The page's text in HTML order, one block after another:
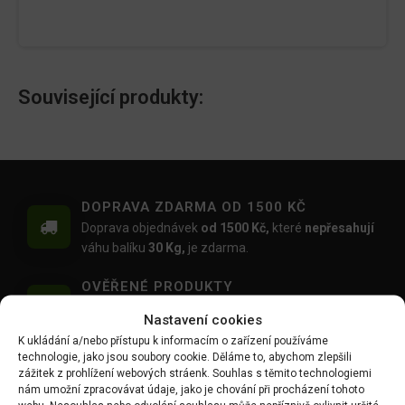
Nastavení cookies
K ukládání a/nebo přístupu k informacím o zařízení používáme
technologie, jako jsou soubory cookie. Děláme to, abychom zlepšili
zážitek z prohlížení webových stráenk. Souhlas s těmito technologiemi
nám umožní zpracovávat údaje, jako je chování při procházení tohoto
Související produkty:
DOPRAVA ZDARMA OD 1500 KČ
Doprava objednávek od 1500 Kč, které nepřesahují
váhu balíku 30 Kg, je zdarma.
OVĚŘENÉ PRODUKTY
realizacích zahrad.
MOŽNOST OSOBNÍHO ODBĚRU
Objednávku si můžete i vyzvednout zdarma na